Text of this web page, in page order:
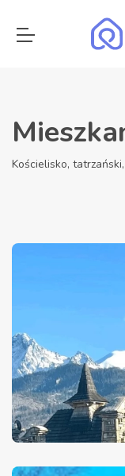
Kościelisko,